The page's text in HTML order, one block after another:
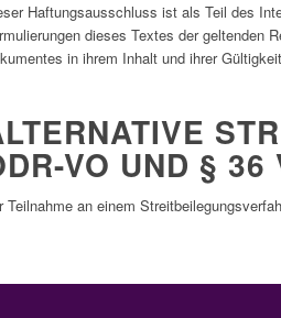
Haftungsausschluss ist als Teil des
dieses Textes der geltenden
in ihrem Inhalt und ihrer
VO UND § 36
Teilnahme an einem